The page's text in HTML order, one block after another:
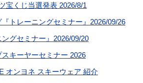
宝くじ当選発表 2026/8/1
トレーニングセミナー』2026/09/26
グセミナー』2026/09/20
キーヤーセミナー 2026
オンヨネ スキーウェア 紹介